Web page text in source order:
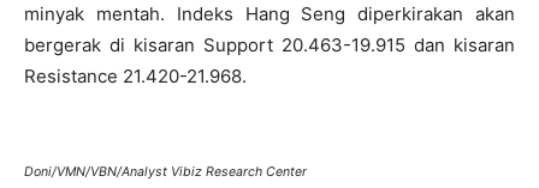
minyak mentah. Indeks Hang Seng diperkirakan akan
bergerak di kisaran Support 20.463-19.915 dan kisaran
Resistance 21.420-21.968.
Doni/VMN/VBN/Analyst Vibiz Research Center